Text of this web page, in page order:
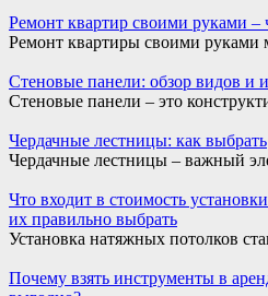
Ремонт квартир своими руками –
Ремонт квартиры своими руками
Стеновые панели: обзор видов и
Стеновые панели – это
Чердачные лестницы: как выбрать
Чердачные лестницы – важный
Что входит в стоимость
их правильно выбрать
Установка натяжных потолков
Почему взять инструменты в